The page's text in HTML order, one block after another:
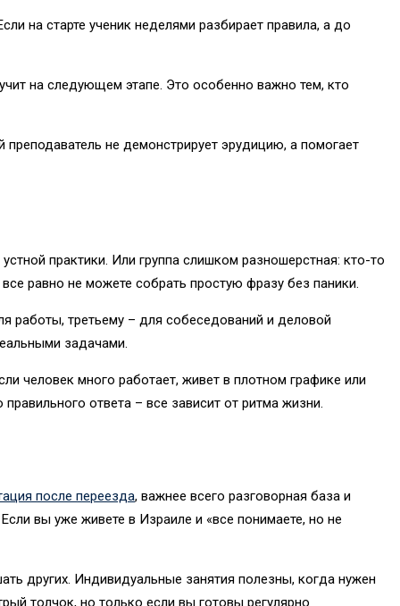
на старте ученик неделями разбирает правила, а до
на следующем этапе. Это особенно важно тем, кто
не демонстрирует эрудицию, а помогает
практики. Или группа слишком разношерстная: кто-то
равно не можете собрать простую фразу без паники.
работы, третьему – для собеседований и деловой
задачами.
человек много работает, живет в плотном графике или
ответа – все зависит от ритма жизни.
после переезда, важнее всего разговорная база и
вы уже живете в Израиле и «все понимаете, но не
других. Индивидуальные занятия полезны, когда нужен
толчок, но только если вы готовы регулярно